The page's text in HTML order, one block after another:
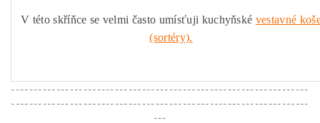
V této skříňce se velmi často umísťuji kuchyňské vestavné
(sortéry).
------------------------------------------------------------------
------------------------------------------------------------------
---